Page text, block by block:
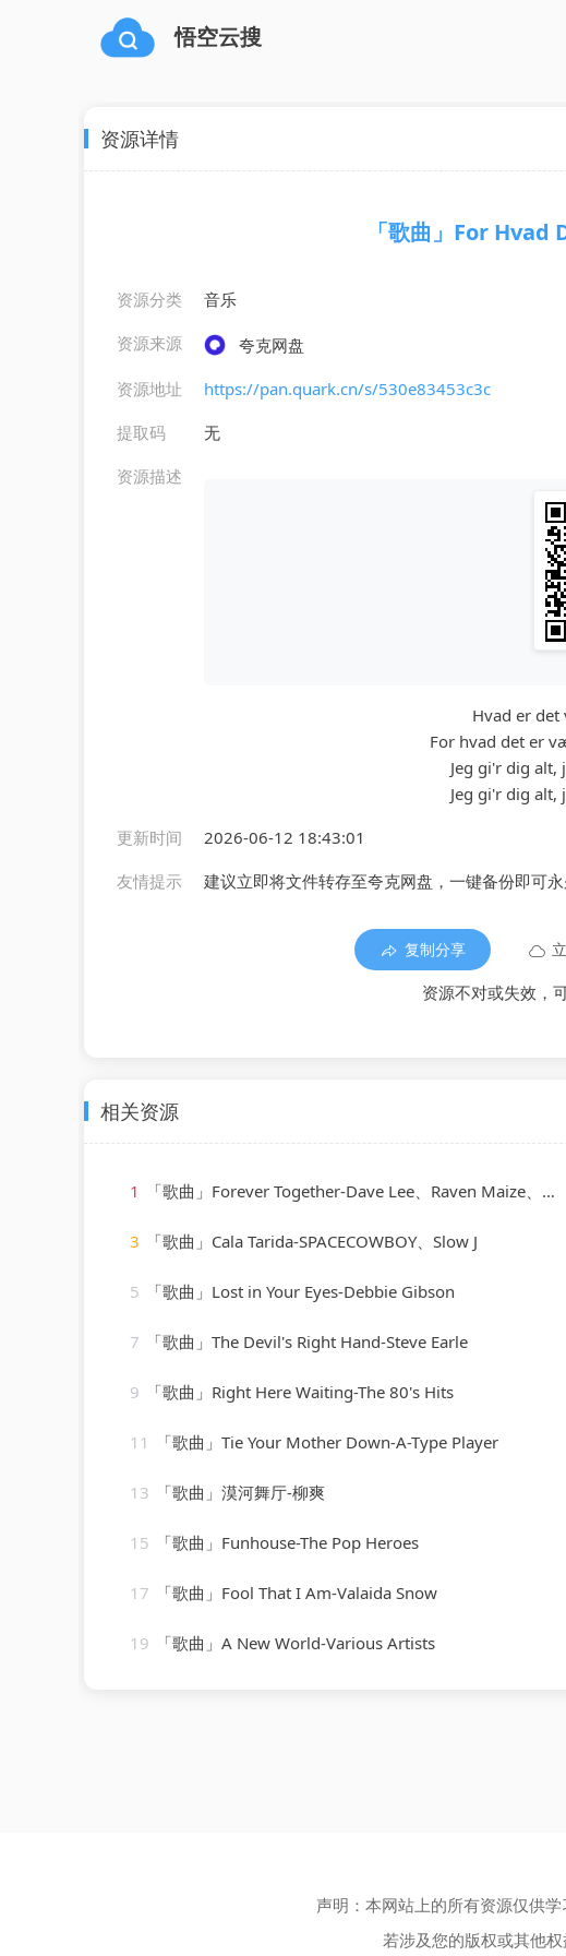
悟空云搜
资源详情
「歌曲」For
资源分类
音乐
资源来源
夸克网盘
资源地址
https://pan.quark.cn/s/530e83453c3c
提取码
无
资源描述
Hvad er
For hvad det er
Jeg gi'r dig
Jeg gi'r dig
更新时间
2026-06-12 18:43:01
友情提示
建议立即将文件转存至夸克网盘，一键备份即可
复制分享
资源不对或失效，
相关资源
1 「歌曲」Forever Together-Dave Lee、Raven Maize、Cassimm
3 「歌曲」Cala Tarida-SPACECOWBOY、Slow J
5 「歌曲」Lost in Your Eyes-Debbie Gibson
7 「歌曲」The Devil's Right Hand-Steve Earle
9 「歌曲」Right Here Waiting-The 80's Hits
11 「歌曲」Tie Your Mother Down-A-Type Player
13 「歌曲」漠河舞厅-柳爽
15 「歌曲」Funhouse-The Pop Heroes
17 「歌曲」Fool That I Am-Valaida Snow
19 「歌曲」A New World-Various Artists
声明：本网站上的所有资源仅供
若涉及您的版权或其他